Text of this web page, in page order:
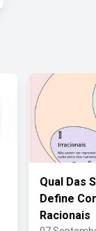
Qual Das
Define
Racionais